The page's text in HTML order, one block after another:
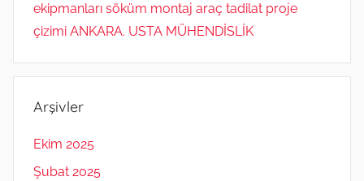
ekipmanları söküm montaj araç tadilat proje
çizimi ANKARA. USTA MÜHENDİSLİK
Arşivler
Ekim 2025
Şubat 2025